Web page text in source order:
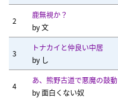
2
鹿無視か？
by文
3
トナカイと仲良い中居
by し
4
あ、熊野古道で悪魔の鼓動
by面白くない奴